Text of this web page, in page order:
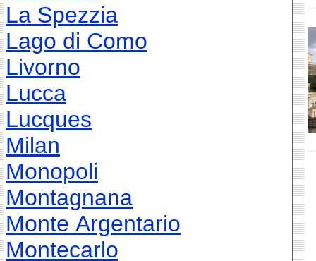
La Spezzia
Lago di Como
Livorno
Lucca
Lucques
Milan
Monopoli
Montagnana
Monte Argentario
Montecarlo